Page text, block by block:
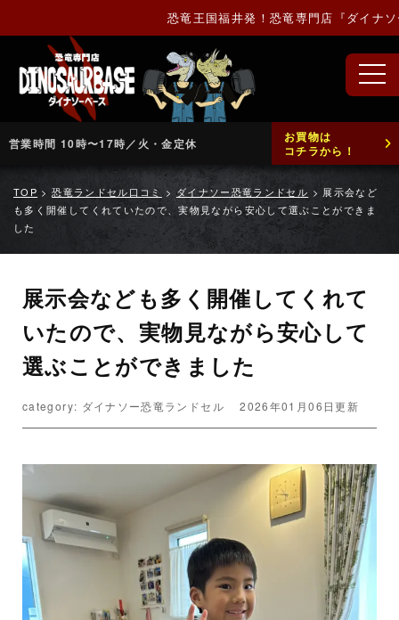
恐竜王国福井発！恐竜専門店『ダイナソ
営業時間 10時〜17時／火・金定休
お買物は
コチラから！
TOP >恐竜ランドセル口コミ > ダイナソー恐竜ランドセル > 展示会など
も多く開催してくれていたので、実物見ながら安心して選ぶことができま
した
展示会なども多く開催してくれて
いたので、実物見ながら安心して
選ぶことができました
category: ダイナソー恐竜ランドセル 2026年01月06日更新